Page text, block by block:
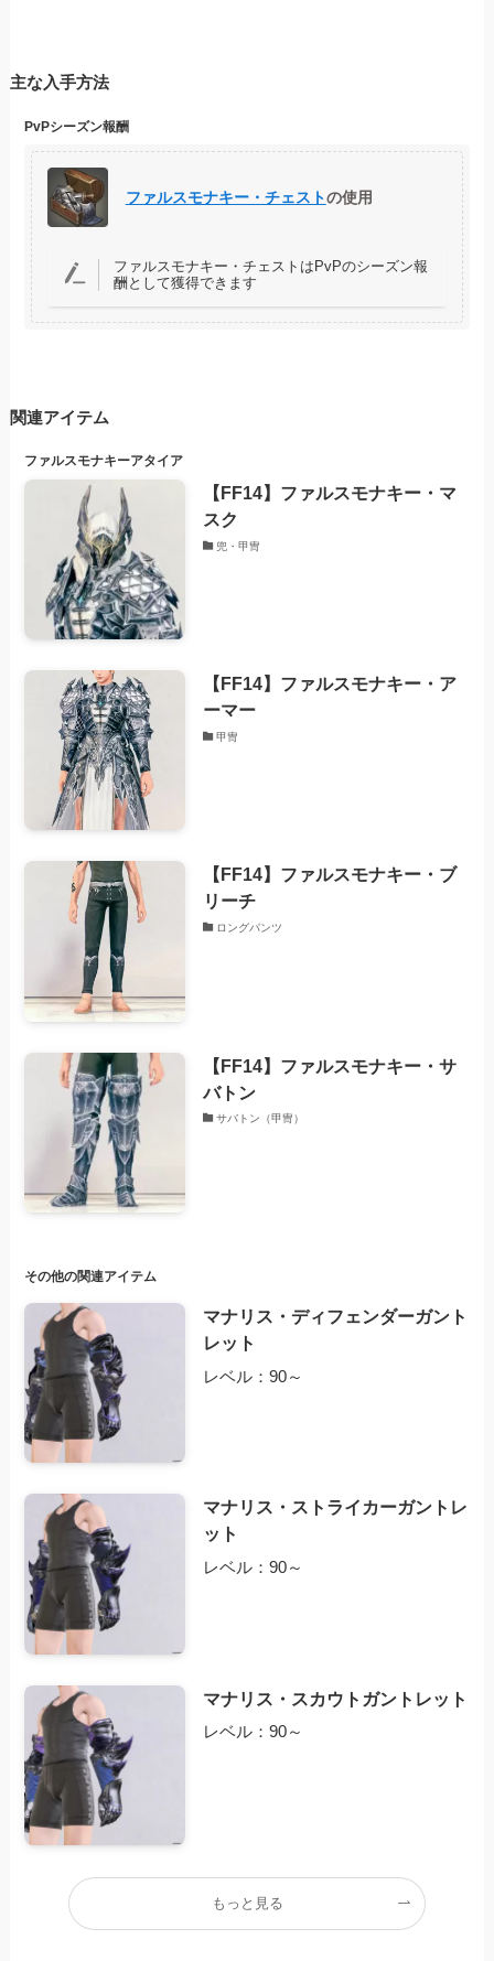
主な入手方法
PvPシーズン報酬
ファルスモナキー・チェストの使用
ファルスモナキー・チェストはPvPのシーズン報
酬として獲得できます
関連アイテム
ファルスモナキーアタイア
【FF14】ファルスモナキー・マ
スク
兜・甲冑
【FF14】ファルスモナキー・ア
ーマー
甲冑
【FF14】ファルスモナキー・ブ
リーチ
ロングパンツ
【FF14】ファルスモナキー・サ
バトン
サバトン（甲冑）
その他の関連アイテム
マナリス・ディフェンダーガント
レット
レベル：90～
マナリス・ストライカーガントレ
ット
レベル：90～
マナリス・スカウトガントレット
レベル：90～
もっと見る